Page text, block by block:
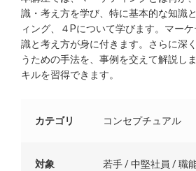
識・考え方を学び、特に基本的な知識
ィング、４Pについて学びます。マー
識と考え方が身に付きます。さらに深
うための手法を、事例を交えて解説し
キルを習得できます。
カテゴリ コンセプチュアル
対象 若手 / 中堅社員 / 職